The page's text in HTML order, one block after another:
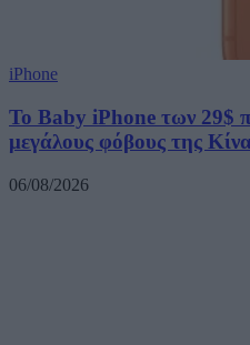
iPhone
Το Baby iPhone των 29$
μεγάλους φόβους της
06/08/2026